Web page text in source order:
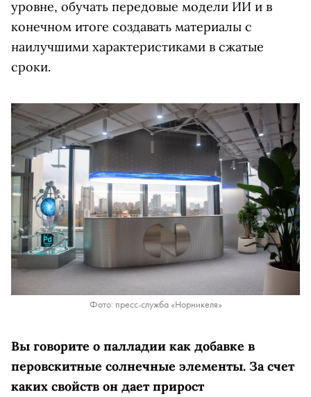
уровне, обучать передовые модели ИИ и в
конечном итоге создавать материалы с
наилучшими характеристиками в сжатые
сроки.
Фото: пресс-служба «Норникеля»
Вы говорите о палладии как добавке в
перовскитные солнечные элементы. За счет
каких свойств он дает прирост